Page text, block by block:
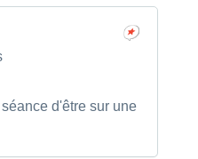
d'être sur une